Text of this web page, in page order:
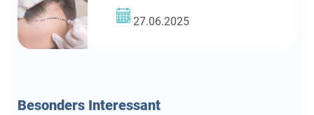
27.06.2025
Besonders Interessant